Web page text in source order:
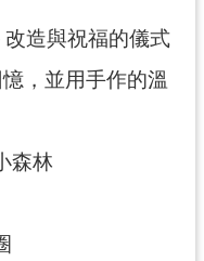
造與祝福的儀式
，並用手作的溫
森林